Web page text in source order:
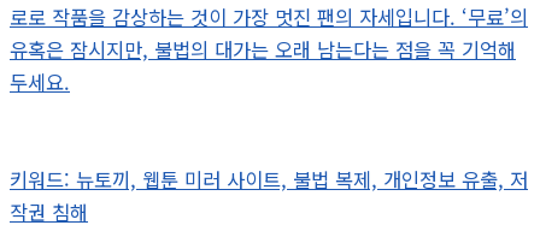
로로 작품을 감상하는 것이 가장 멋진 팬의 자세입니다. ‘무료’의
유혹은 잠시지만, 불법의 대가는 오래 남는다는 점을 꼭 기억해
두세요.
키워드: 뉴토끼, 웹툰 미러 사이트, 불법 복제, 개인정보 유출, 저
작권 침해